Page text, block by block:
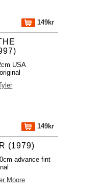
149kr
USA
149kr
(1979)
advance fint
Moore